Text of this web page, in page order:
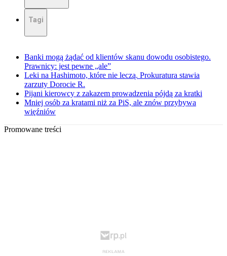
Tagi
Banki mogą żądać od klientów skanu dowodu osobistego.
Prawnicy: jest pewne „ale”
Leki na Hashimoto, które nie leczą. Prokuratura stawia
zarzuty Dorocie R.
Pijani kierowcy z zakazem prowadzenia pójdą za kratki
Mniej osób za kratami niż za PiS, ale znów przybywa
więźniów
Promowane treści